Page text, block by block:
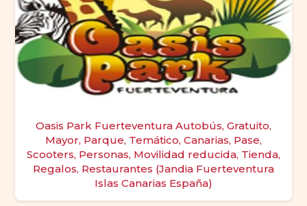
Oasis Park Fuerteventura Autobús, Gratuito,
Mayor, Parque, Temático, Canarias, Pase,
Scooters, Personas, Movilidad reducida, Tienda,
Regalos, Restaurantes (Jandia Fuerteventura
Islas Canarias España)